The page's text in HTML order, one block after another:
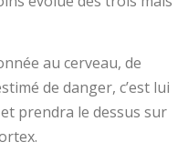
au cerveau, de
de danger, c’est lui
prendra le dessus sur